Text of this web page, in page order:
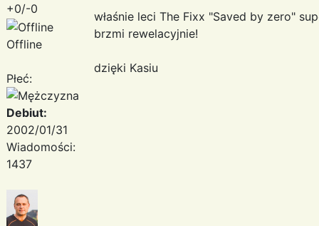
+0/-0
Offline
Płeć:
Debiut:
2002/01/31
Wiadomości:
1437
właśnie leci The Fixx "Saved by zero"
brzmi rewelacyjnie!
dzięki Kasiu